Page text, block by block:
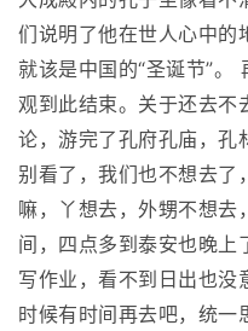
们说明了他在世人心中的
就该是中国的“圣诞节”。
观到此结束。关于还去不
论，游完了孔府孔庙，
别看了，我们也不想去了
嘛，丫想去，外甥不想去
间，四点多到泰安也晚上
写作业，看不到日出也没
时候有时间再去吧，统